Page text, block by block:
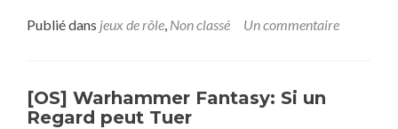
sur[OS]
Publié dans jeux de rôle, Non classé Un commentaire
[OS] Warhammer Fantasy: Si un
Regard peut Tuer